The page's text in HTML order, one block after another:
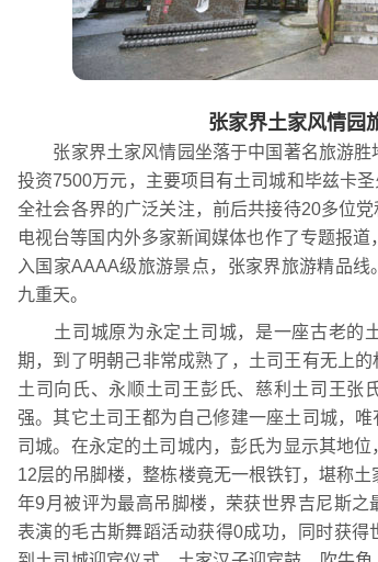
张家界土家风情园
张家界土家风情园坐落于中国著名旅游胜
投资7500万元，主要项目有土司城和毕兹卡
全社会各界的广泛关注，前后共接待20多位
电视台等国内外多家新闻媒体也作了专题报
入国家AAAA级旅游景点，张家界旅游精品
九重天。
土司城原为永定土司城，是一座古老的
期，到了明朝己非常成熟了，土司王有无上
土司向氏、永顺土司王彭氏、慈利土司王张
强。其它土司王都为自己修建一座土司城，
司城。在永定的土司城内，彭氏为显示其地
12层的吊脚楼，整栋楼竟无一根铁钉，堪称
年9月被评为最高吊脚楼，荣获世界吉尼斯
表演的毛古斯舞蹈活动获得0成功，同时获